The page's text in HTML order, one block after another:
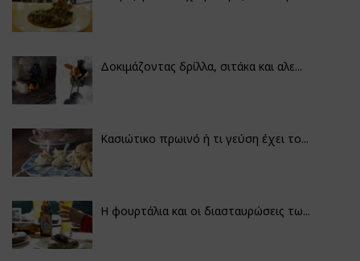
Δοκιμάζοντας δρίλλα, σιτάκα και αλε...
Κασιώτικο πρωινό ή τι γεύση έχει το...
Η φουρτάλια και οι διασταυρώσεις τω...